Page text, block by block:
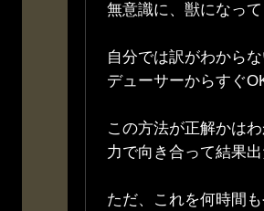
無意識に、獣になっ
自分では訳がわから
デューサーからすぐ
この方法が正解かは
力で向き合って結果
ただ、これを何時間